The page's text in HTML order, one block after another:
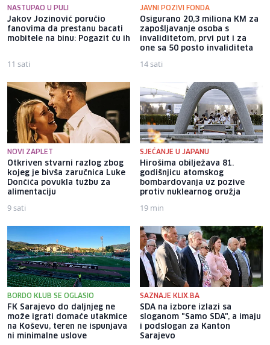
NASTUPAO U PULI
Jakov Jozinović poručio
fanovima da prestanu bacati
mobitele na binu: Pogazit ću ih
11 sati
JAVNI POZIVI FONDA
Osigurano 20,3 miliona KM za
zapošljavanje osoba s
invaliditetom, prvi put i za
one sa 50 posto invaliditeta
14 sati
NOVI ZAPLET
Otkriven stvarni razlog zbog
kojeg je bivša zaručnica Luke
Dončića povukla tužbu za
alimentaciju
9 sati
SJEĆANJE U JAPANU
Hirošima obilježava 81.
godišnjicu atomskog
bombardovanja uz pozive
protiv nuklearnog oružja
19 min
BORDO KLUB SE OGLASIO
FK Sarajevo do daljnjeg ne
može igrati domaće utakmice
na Koševu, teren ne ispunjava
ni minimalne uslove
SAZNAJE KLIX.BA
SDA na izbore izlazi sa
sloganom "Samo SDA", a imaju
i podslogan za Kanton
Sarajevo